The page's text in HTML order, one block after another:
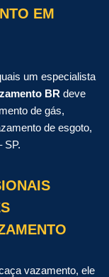
EM
um especialista
BR deve
de gás,
de esgoto,
SP.
vazamento, ele